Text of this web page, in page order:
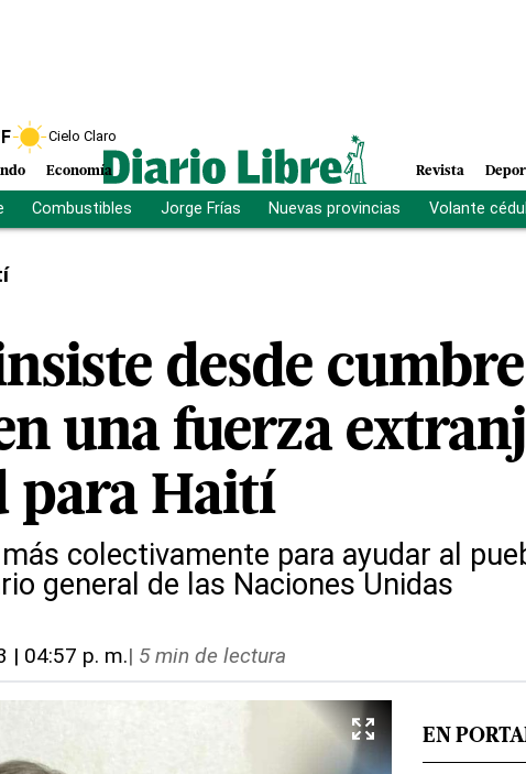
Cielo Claro
Economía Revista
Combustibles Jorge Frías Nuevas provincias Volante
desde
una fuerza
para Haití
colectivamente para ayudar al
general de las Naciones Unidas
| 04:57 p. m.| 5 min de lectura
EN